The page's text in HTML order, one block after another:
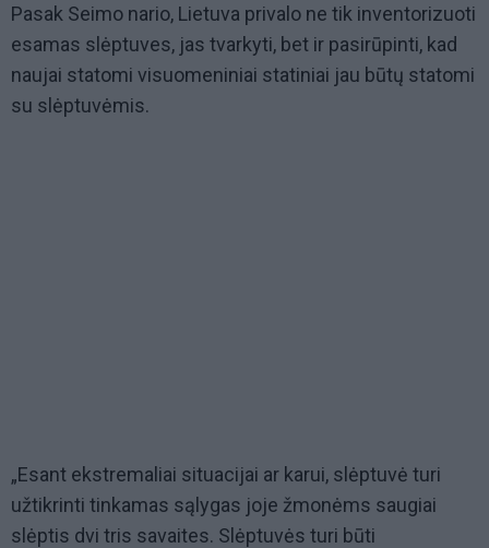
Pasak Seimo nario, Lietuva privalo ne tik inventorizuoti
esamas slėptuves, jas tvarkyti, bet ir pasirūpinti, kad
naujai statomi visuomeniniai statiniai jau būtų statomi
su slėptuvėmis.
„Esant ekstremaliai situacijai ar karui, slėptuvė turi
užtikrinti tinkamas sąlygas joje žmonėms saugiai
slėptis dvi tris savaites. Slėptuvės turi būti